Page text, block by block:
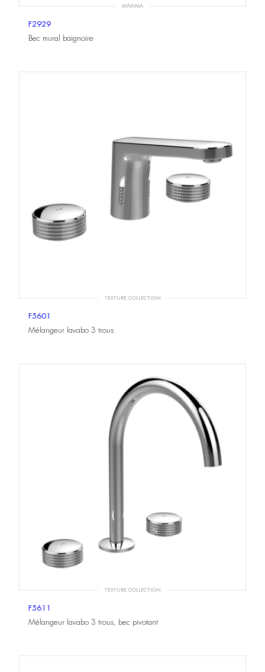
MAXIMA
F2929
Bec mural baignoire
TEXTURE COLLECTION
F5601
Mélangeur lavabo 3 trous
TEXTURE COLLECTION
F5611
Mélangeur lavabo 3 trous, bec pivotant